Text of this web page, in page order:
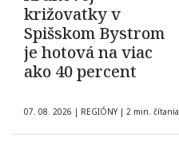
križovatky v
Spišskom Bystrom
je hotová na viac
ako 40 percent
07. 08. 2026 | REGIÓNY | 2 min. čítania